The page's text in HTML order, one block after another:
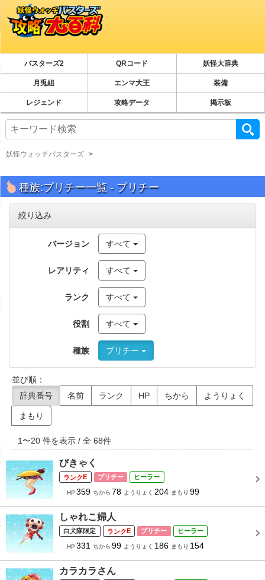
バスターズ2 QRコード 妖怪大辞典
月兎組 エンマ大王 装備
レジェンド 攻略データ 掲示板
妖怪ウォッチバスターズ
種族:プリチー一覧 - プリチー
絞り込み
バージョン すべて
レアリティ すべて
ランク すべて
役割 すべて
種族 プリチー
並び順：
辞典番号
名前 ランク HP ちから ようりょく
まもり
1 〜20 件を表示 / 全 68件
びきゃく
E プリチー ヒーラー
HP359 ちから 78 ようりょく 204 まもり 99
しゃれこ婦人
白犬隊限定 E プリチー ヒーラー
HP331 ちから 99 ようりょく 186 まもり 154
カラカラさん